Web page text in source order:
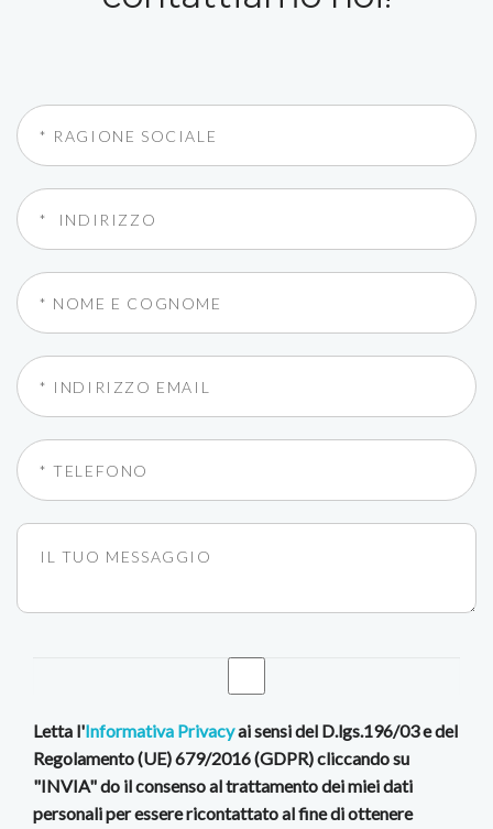
Letta l'Informativa Privacyai sensi del D.lgs.196/03 e del
Regolamento (UE) 679/2016 (GDPR) cliccando su
"INVIA" do il consenso al trattamento dei miei dati
personali per essere ricontattato al fine di ottenere